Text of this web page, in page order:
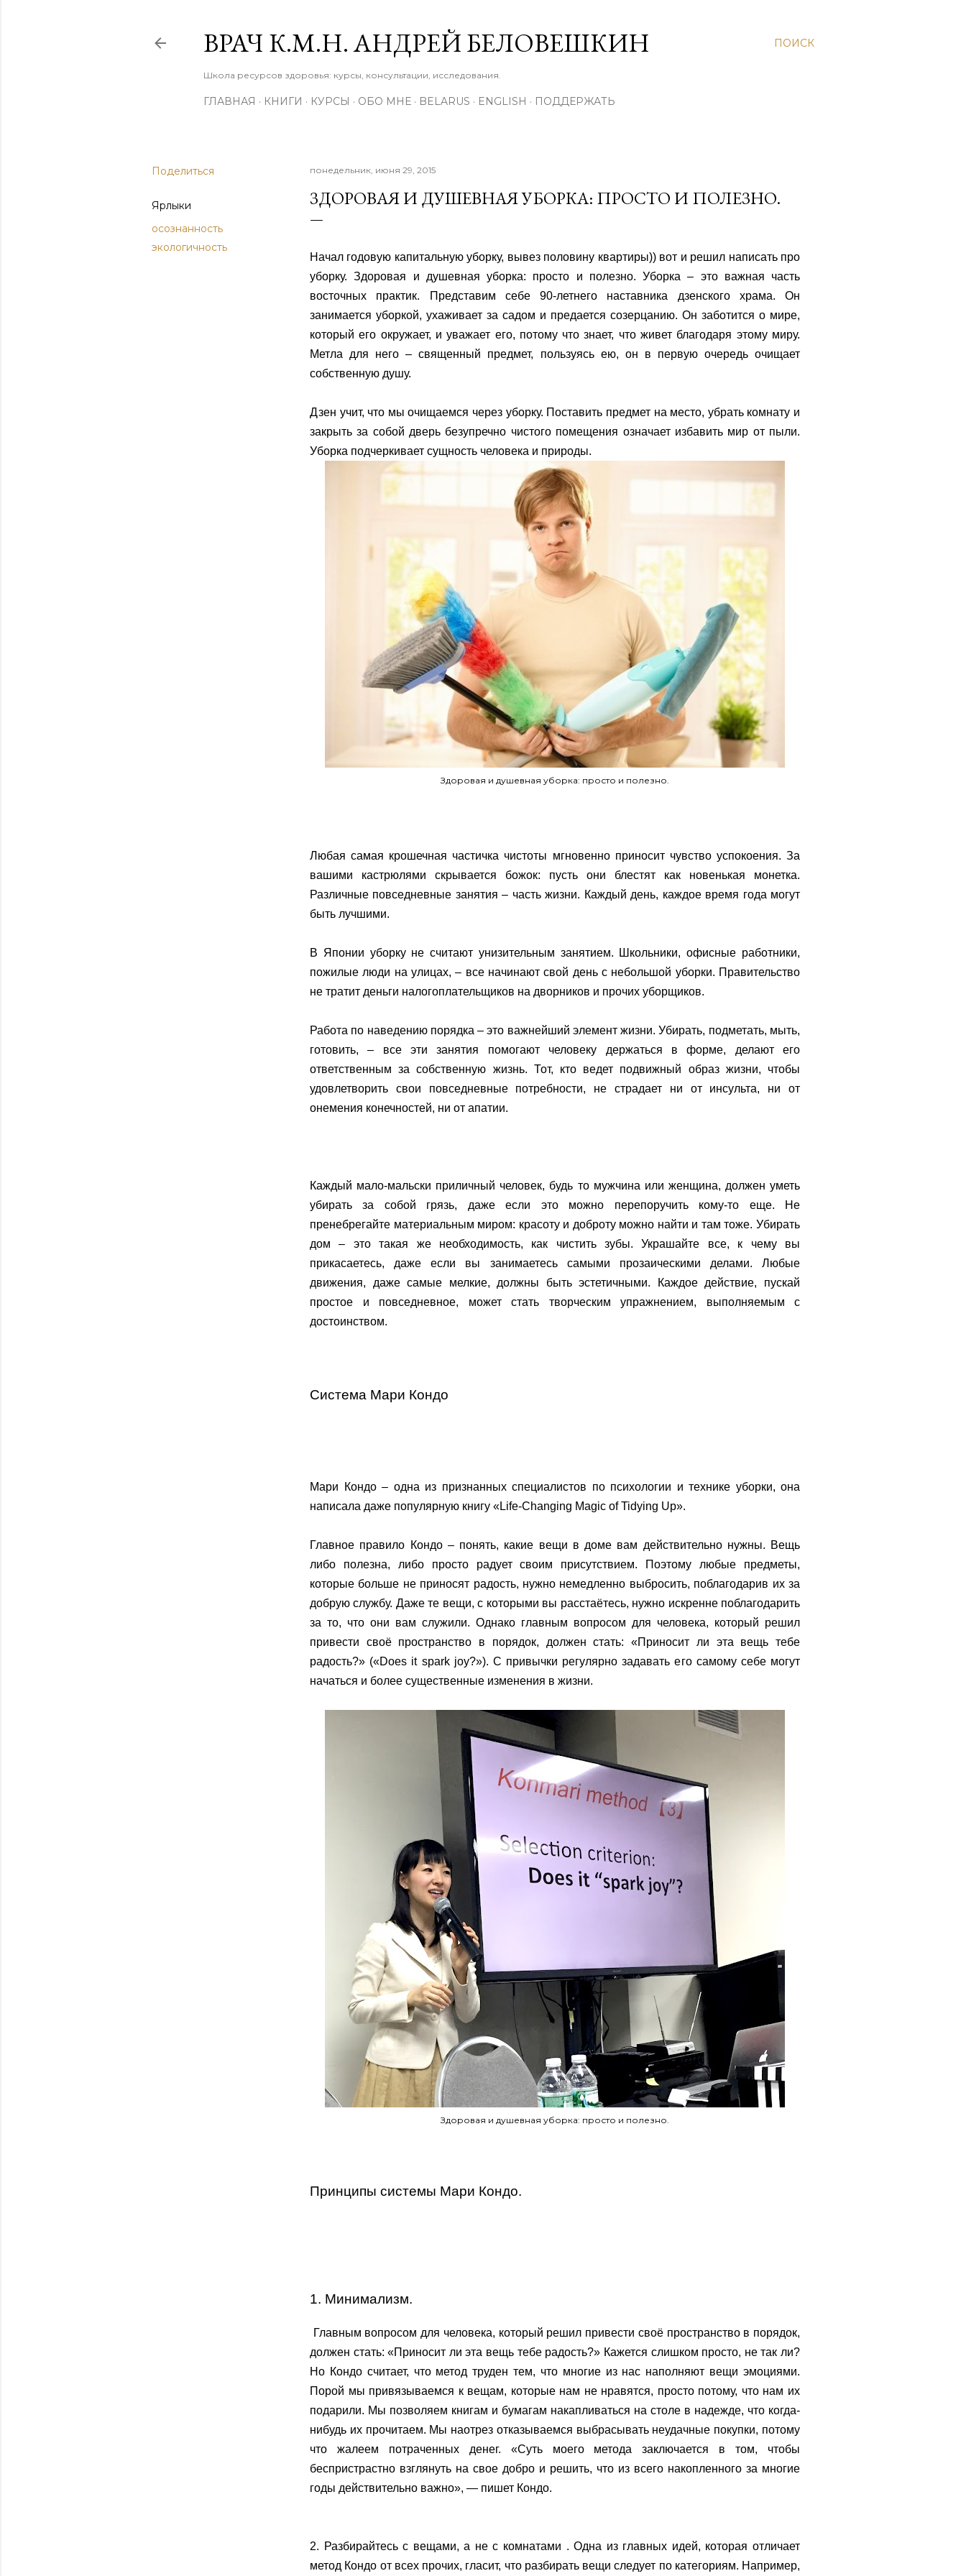
ПОИСК
ВРАЧ К.М.Н. АНДРЕЙ БЕЛОВЕШКИН
Школа ресурсов здоровья: курсы, консультации, исследования.
ГЛАВНАЯ КНИГИ КУРСЫ ОБО МНЕ BELARUS ENGLISH ПОДДЕРЖАТЬ
Поделиться
Ярлыки
осознанность
экологичность
понедельник, июня 29, 2015
ЗДОРОВАЯ И ДУШЕВНАЯ УБОРКА: ПРОСТО И ПОЛЕЗНО.
Начал годовую капитальную уборку, вывез половину квартиры)) вот и решил написать про
уборку. Здоровая и душевная уборка: просто и полезно. Уборка – это важная часть
восточных практик. Представим себе 90-летнего наставника дзенского храма. Он
занимается уборкой, ухаживает за садом и предается созерцанию. Он заботится о мире,
который его окружает, и уважает его, потому что знает, что живет благодаря этому миру.
Метла для него – священный предмет, пользуясь ею, он в первую очередь очищает
собственную душу.
Дзен учит, что мы очищаемся через уборку. Поставить предмет на место, убрать комнату и
закрыть за собой дверь безупречно чистого помещения означает избавить мир от пыли.
Уборка подчеркивает сущность человека и природы.
Здоровая и душевная уборка: просто и полезно.
Любая самая крошечная частичка чистоты мгновенно приносит чувство успокоения. За
вашими кастрюлями скрывается божок: пусть они блестят как новенькая монетка.
Различные повседневные занятия – часть жизни. Каждый день, каждое время года могут
быть лучшими.
В Японии уборку не считают унизительным занятием. Школьники, офисные работники,
пожилые люди на улицах, – все начинают свой день с небольшой уборки. Правительство
не тратит деньги налогоплательщиков на дворников и прочих уборщиков.
Работа по наведению порядка – это важнейший элемент жизни. Убирать, подметать, мыть,
готовить, – все эти занятия помогают человеку держаться в форме, делают его
ответственным за собственную жизнь. Тот, кто ведет подвижный образ жизни, чтобы
удовлетворить свои повседневные потребности, не страдает ни от инсульта, ни от
онемения конечностей, ни от апатии.
Каждый мало-мальски приличный человек, будь то мужчина или женщина, должен уметь
убирать за собой грязь, даже если это можно перепоручить кому-то еще. Не
пренебрегайте материальным миром: красоту и доброту можно найти и там тоже. Убирать
дом – это такая же необходимость, как чистить зубы. Украшайте все, к чему вы
прикасаетесь, даже если вы занимаетесь самыми прозаическими делами. Любые
движения, даже самые мелкие, должны быть эстетичными. Каждое действие, пускай
простое и повседневное, может стать творческим упражнением, выполняемым с
достоинством.
Система Мари Кондо
Мари Кондо – одна из признанных специалистов по психологии и технике уборки, она
написала даже популярную книгу «Life-Changing Magic of Tidying Up».
Главное правило Кондо – понять, какие вещи в доме вам действительно нужны. Вещь
либо полезна, либо просто радует своим присутствием. Поэтому любые предметы,
которые больше не приносят радость, нужно немедленно выбросить, поблагодарив их за
добрую службу. Даже те вещи, с которыми вы расстаётесь, нужно искренне поблагодарить
за то, что они вам служили. Однако главным вопросом для человека, который решил
привести своё пространство в порядок, должен стать: «Приносит ли эта вещь тебе
радость?» («Does it spark joy?»). С привычки регулярно задавать его самому себе могут
начаться и более существенные изменения в жизни.
Здоровая и душевная уборка: просто и полезно.
Принципы системы Мари Кондо.
1. Минимализм.
Главным вопросом для человека, который решил привести своё пространство в порядок,
должен стать: «Приносит ли эта вещь тебе радость?» Кажется слишком просто, не так ли?
Но Кондо считает, что метод труден тем, что многие из нас наполняют вещи эмоциями.
Порой мы привязываемся к вещам, которые нам не нравятся, просто потому, что нам их
подарили. Мы позволяем книгам и бумагам накапливаться на столе в надежде, что когда-
нибудь их прочитаем. Мы наотрез отказываемся выбрасывать неудачные покупки, потому
что жалеем потраченных денег. «Суть моего метода заключается в том, чтобы
беспристрастно взглянуть на свое добро и решить, что из всего накопленного за многие
годы действительно важно», — пишет Кондо.
2. Разбирайтесь с вещами, а не с комнатами . Одна из главных идей, которая отличает
метод Кондо от всех прочих, гласит, что разбирать вещи следует по категориям. Например,